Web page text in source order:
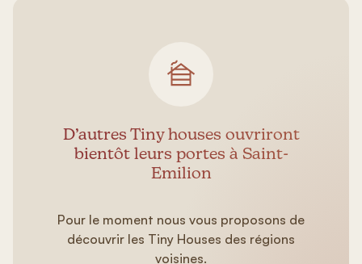
D’autres Tiny houses ouvriront
bientôt leurs portes à Saint-
Emilion
Pour le moment nous vous proposons de
découvrir les Tiny Houses des régions
voisines.